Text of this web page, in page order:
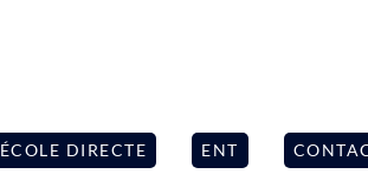
ÉCOLE DIRECTE ENT